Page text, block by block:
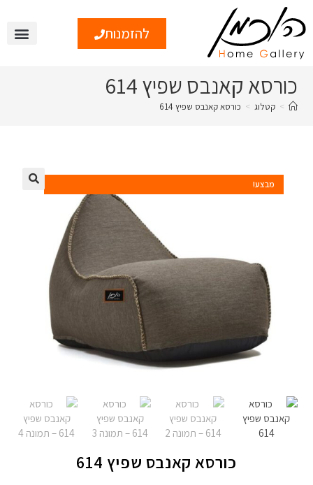
להזמנות
כורסא קאנבס שפיץ 614
> קטלוג > כורסא קאנבס שפיץ 614
מבצע!
כורסא קאנבס שפיץ 614